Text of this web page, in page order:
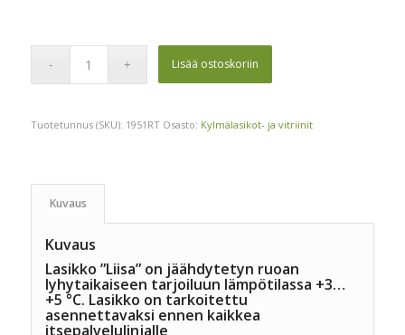
Lisää ostoskoriin
Tuotetunnus (SKU): 1951RT Osasto: Kylmälasikot- ja vitriinit
Kuvaus
Kuvaus
Lasikko ”Liisa” on jäähdytetyn ruoan
lyhytaikaiseen tarjoiluun lämpötilassa +3…
+5 °C. Lasikko on tarkoitettu
asennettavaksi ennen kaikkea
itsepalvelulinjalle